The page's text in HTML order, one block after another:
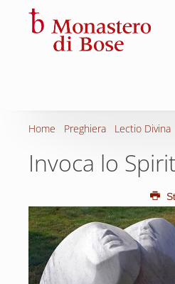
Home Preghiera Lectio Divina
Invoca lo